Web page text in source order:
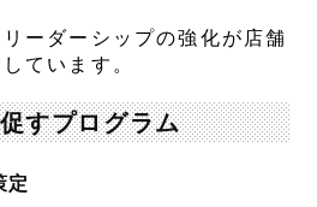
ーダーシップの強化が店舗
ています。
すプログラム
定